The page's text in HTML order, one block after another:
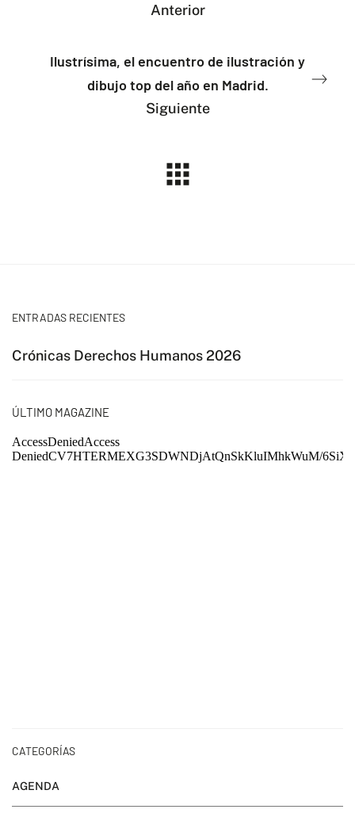
Anterior
Ilustrísima, el encuentro de ilustración y
dibujo top del año en Madrid.
Siguiente
ENTRADAS RECIENTES
Crónicas Derechos Humanos 2026
ÚLTIMO MAGAZINE
CATEGORÍAS
AGENDA